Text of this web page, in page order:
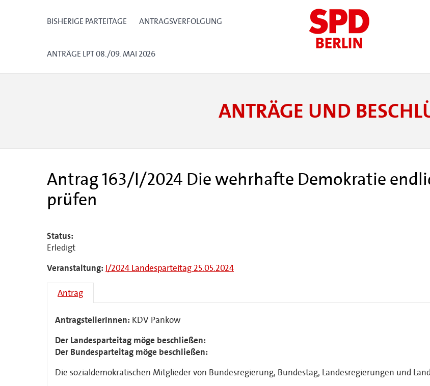
BISHERIGE PARTEITAGE ANTRAGSVERFOLGUNG
ANTRÄGE LPT 08./09. MAI 2026
ANTRÄGE UND
Antrag 163/I/2024 Die wehrhafte Demokratie
prüfen
Status:
Erledigt
Veranstaltung: I/2024 Landesparteitag 25.05.2024
Antrag
AntragstellerInnen: KDV Pankow
Der Landesparteitag möge beschließen:
Der Bundesparteitag möge beschließen:
Die sozialdemokratischen Mitglieder von Bundesregierung, Bundestag, Landesregierungen und